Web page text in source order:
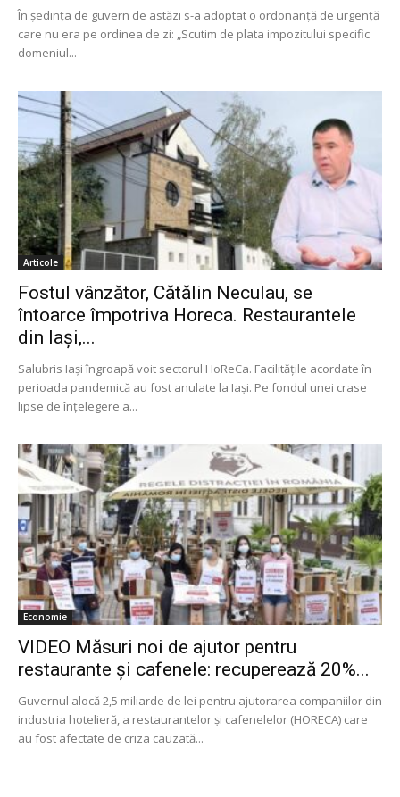
În ședința de guvern de astăzi s-a adoptat o ordonanță de urgență
care nu era pe ordinea de zi: „Scutim de plata impozitului specific
domeniul...
Articole
Fostul vânzător, Cătălin Neculau, se
întoarce împotriva Horeca. Restaurantele
din Iași,...
Salubris Iași îngroapă voit sectorul HoReCa. Facilitățile acordate în
perioada pandemică au fost anulate la Iași. Pe fondul unei crase
lipse de înțelegere a...
Economie
VIDEO Măsuri noi de ajutor pentru
restaurante și cafenele: recuperează 20%...
Guvernul alocă 2,5 miliarde de lei pentru ajutorarea companiilor din
industria hotelieră, a restaurantelor și cafenelelor (HORECA) care
au fost afectate de criza cauzată...